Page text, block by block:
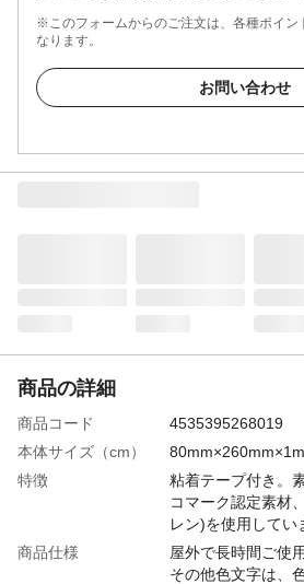
※このフォームからのご注文は、各種ポイン
なります。
お問い合わせ
商品の詳細
商品コード
4535395268019
本体サイズ（cm）
特徴
粘着テープ付き。
コマーク認定素材
レン)を使用してい
商品仕様
屋外で長時間ご使
その他色文字は、